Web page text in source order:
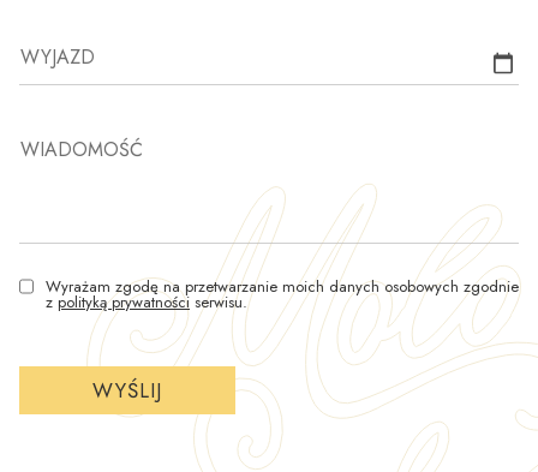
WYJAZD
WIADOMOŚĆ
Wyrażam zgodę na przetwarzanie moich danych osobowych zgodnie
z polityką prywatności serwisu.